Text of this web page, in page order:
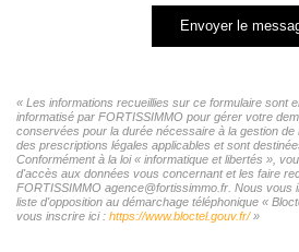
Envoyer le
« Les informations recueillies sur ce formulaire sont
informatisé par FORTISSIMMO pour gérer votre
conservées pour la durée nécessaire à la gestion de
des prescriptions légales applicables et sont
Conformément à la loi « informatique et libertés »,
d'accès aux données vous concernant et les faire
FORTISSIMMO agence@fortissimmo.fr. Nous vous
liste d'opposition au démarchage téléphonique «
vous inscrire ici : https://www.bloctel.gouv.fr/»